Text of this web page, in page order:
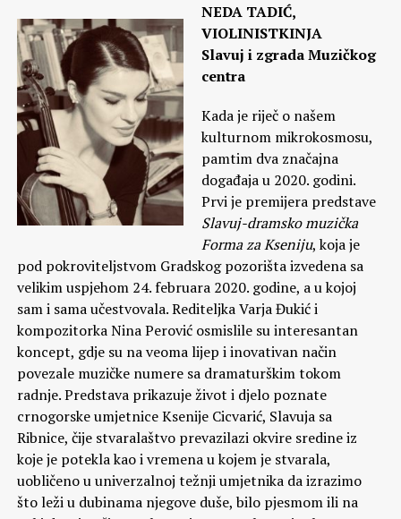
NEDA TADIĆ,
VIOLINISTKINJA
Slavuj i zgrada Muzičkog
centra
Kada je riječ o našem
kulturnom mikrokosmosu,
pamtim dva značajna
događaja u 2020. godini.
Prvi je premijera predstave
Slavuj-dramsko muzička
Forma za Kseniju, koja je
pod pokroviteljstvom Gradskog pozorišta izvedena sa
velikim uspjehom 24. februara 2020. godine, a u kojoj
sam i sama učestvovala. Rediteljka Varja Đukić i
kompozitorka Nina Perović osmislile su interesantan
koncept, gdje su na veoma lijep i inovativan način
povezale muzičke numere sa dramaturškim tokom
radnje. Predstava prikazuje život i djelo poznate
crnogorske umjetnice Ksenije Cicvarić, Slavuja sa
Ribnice, čije stvaralaštvo prevazilazi okvire sredine iz
koje je potekla kao i vremena u kojem je stvarala,
uobličeno u univerzalnoj težnji umjetnika da izrazimo
što leži u dubinama njegove duše, bilo pjesmom ili na